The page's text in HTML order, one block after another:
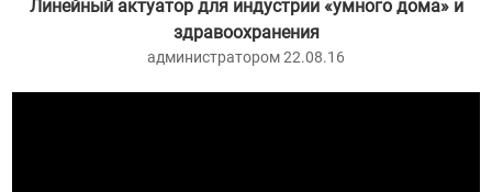
Линейный актуатор для индустрии «умного дома» и
здравоохранения
администратором 22.08.16